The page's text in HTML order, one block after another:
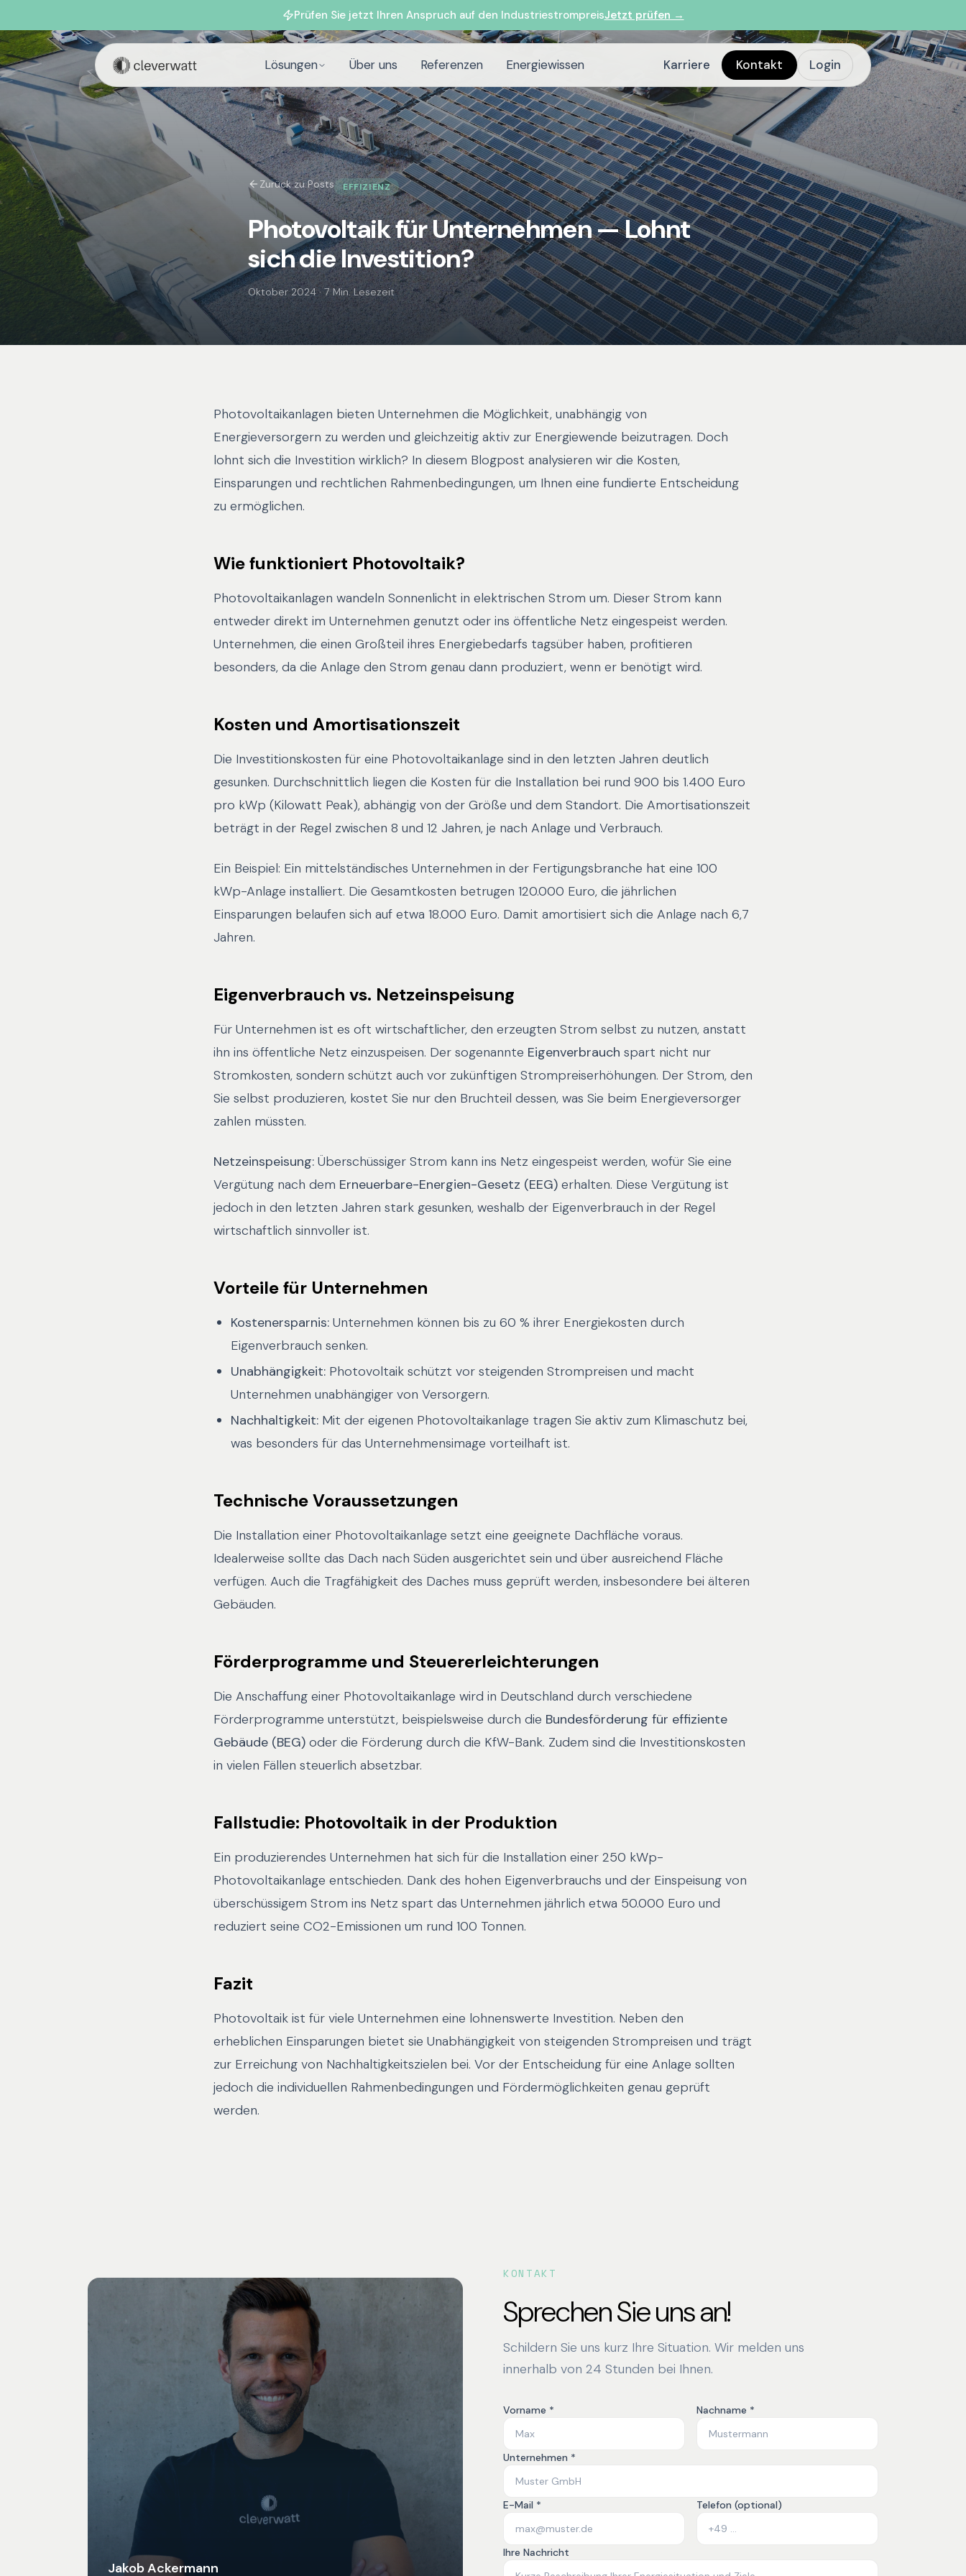
Prüfen Sie jetzt Ihren Anspruch auf den IndustriestrompreisJetzt prüfen →
Lösungen Über uns Referenzen Energiewissen Karriere Kontakt Login
Zurück zu Posts EFFIZIENZ
Photovoltaik für Unternehmen — Lohnt
sich die Investition?
Oktober 2024·7 Min. Lesezeit
Photovoltaikanlagen bieten Unternehmen die Möglichkeit, unabhängig von
Energieversorgern zu werden und gleichzeitig aktiv zur Energiewende beizutragen. Doch
lohnt sich die Investition wirklich? In diesem Blogpost analysieren wir die Kosten,
Einsparungen und rechtlichen Rahmenbedingungen, um Ihnen eine fundierte Entscheidung
zu ermöglichen.
Wie funktioniert Photovoltaik?
Photovoltaikanlagen wandeln Sonnenlicht in elektrischen Strom um. Dieser Strom kann
entweder direkt im Unternehmen genutzt oder ins öffentliche Netz eingespeist werden.
Unternehmen, die einen Großteil ihres Energiebedarfs tagsüber haben, profitieren
besonders, da die Anlage den Strom genau dann produziert, wenn er benötigt wird.
Kosten und Amortisationszeit
Die Investitionskosten für eine Photovoltaikanlage sind in den letzten Jahren deutlich
gesunken. Durchschnittlich liegen die Kosten für die Installation bei rund 900 bis 1.400 Euro
pro kWp (Kilowatt Peak), abhängig von der Größe und dem Standort. Die Amortisationszeit
beträgt in der Regel zwischen 8 und 12 Jahren, je nach Anlage und Verbrauch.
Ein Beispiel: Ein mittelständisches Unternehmen in der Fertigungsbranche hat eine 100
kWp-Anlage installiert. Die Gesamtkosten betrugen 120.000 Euro, die jährlichen
Einsparungen belaufen sich auf etwa 18.000 Euro. Damit amortisiert sich die Anlage nach 6,7
Jahren.
Eigenverbrauch vs. Netzeinspeisung
Für Unternehmen ist es oft wirtschaftlicher, den erzeugten Strom selbst zu nutzen, anstatt
ihn ins öffentliche Netz einzuspeisen. Der sogenannte Eigenverbrauch spart nicht nur
Stromkosten, sondern schützt auch vor zukünftigen Strompreiserhöhungen. Der Strom, den
Sie selbst produzieren, kostet Sie nur den Bruchteil dessen, was Sie beim Energieversorger
zahlen müssten.
Netzeinspeisung: Überschüssiger Strom kann ins Netz eingespeist werden, wofür Sie eine
Vergütung nach dem Erneuerbare-Energien-Gesetz (EEG) erhalten. Diese Vergütung ist
jedoch in den letzten Jahren stark gesunken, weshalb der Eigenverbrauch in der Regel
wirtschaftlich sinnvoller ist.
Vorteile für Unternehmen
Kostenersparnis: Unternehmen können bis zu 60 % ihrer Energiekosten durch
Eigenverbrauch senken.
Unabhängigkeit: Photovoltaik schützt vor steigenden Strompreisen und macht
Unternehmen unabhängiger von Versorgern.
Nachhaltigkeit: Mit der eigenen Photovoltaikanlage tragen Sie aktiv zum Klimaschutz bei,
was besonders für das Unternehmensimage vorteilhaft ist.
Technische Voraussetzungen
Die Installation einer Photovoltaikanlage setzt eine geeignete Dachfläche voraus.
Idealerweise sollte das Dach nach Süden ausgerichtet sein und über ausreichend Fläche
verfügen. Auch die Tragfähigkeit des Daches muss geprüft werden, insbesondere bei älteren
Gebäuden.
Förderprogramme und Steuererleichterungen
Die Anschaffung einer Photovoltaikanlage wird in Deutschland durch verschiedene
Förderprogramme unterstützt, beispielsweise durch die Bundesförderung für effiziente
Gebäude (BEG) oder die Förderung durch die KfW-Bank. Zudem sind die Investitionskosten
in vielen Fällen steuerlich absetzbar.
Fallstudie: Photovoltaik in der Produktion
Ein produzierendes Unternehmen hat sich für die Installation einer 250 kWp-
Photovoltaikanlage entschieden. Dank des hohen Eigenverbrauchs und der Einspeisung von
überschüssigem Strom ins Netz spart das Unternehmen jährlich etwa 50.000 Euro und
reduziert seine CO2-Emissionen um rund 100 Tonnen.
Fazit
Photovoltaik ist für viele Unternehmen eine lohnenswerte Investition. Neben den
erheblichen Einsparungen bietet sie Unabhängigkeit von steigenden Strompreisen und trägt
zur Erreichung von Nachhaltigkeitszielen bei. Vor der Entscheidung für eine Anlage sollten
jedoch die individuellen Rahmenbedingungen und Fördermöglichkeiten genau geprüft
werden.
Jakob Ackermann
KONTAKT
Sprechen Sie uns an!
Schildern Sie uns kurz Ihre Situation. Wir melden uns
innerhalb von 24 Stunden bei Ihnen.
Vorname * Nachname *
Unternehmen *
E-Mail * Telefon (optional)
Ihre Nachricht